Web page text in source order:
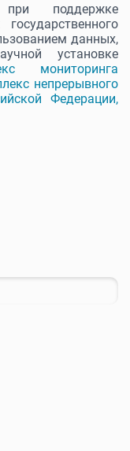
при поддержке
данных,
установке
мониторинга
непрерывного
Федерации,